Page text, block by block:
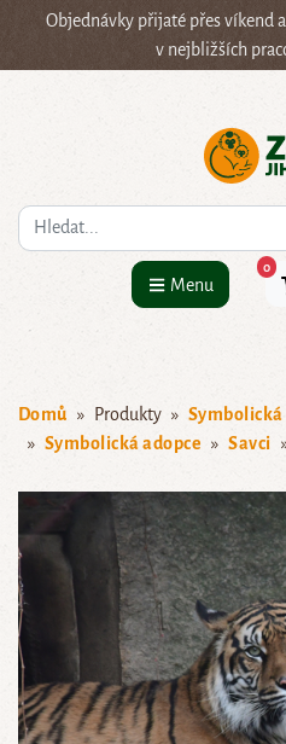
Objednávky přijaté přes víkend
v nejbližších
Co hledáte?
Menu
0×
Domů Produkty
Symbolická
Symbolická adopce
Savci